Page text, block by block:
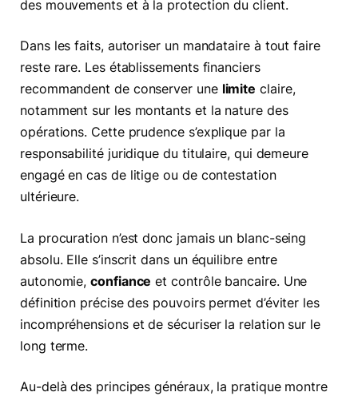
des mouvements et à la protection du client.
Dans les faits, autoriser un mandataire à tout faire
reste rare. Les établissements financiers
recommandent de conserver une limite claire,
notamment sur les montants et la nature des
opérations. Cette prudence s’explique par la
responsabilité juridique du titulaire, qui demeure
engagé en cas de litige ou de contestation
ultérieure.
La procuration n’est donc jamais un blanc-seing
absolu. Elle s’inscrit dans un équilibre entre
autonomie,confiance et contrôle bancaire. Une
définition précise des pouvoirs permet d’éviter les
incompréhensions et de sécuriser la relation sur le
long terme.
Au-delà des principes généraux, la pratique montre